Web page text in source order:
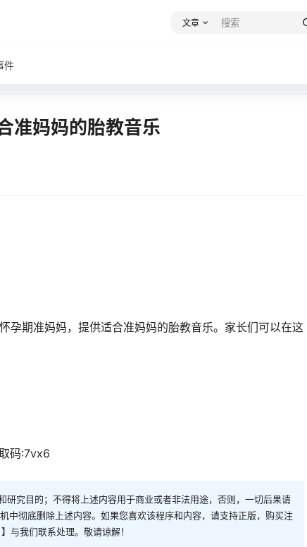
文章
件
准妈妈的胎教音乐
孕期准妈妈，提供适合准妈妈的胎教音乐。家长们可以在这
码:7vx6
究目的；不得将上述内容用于商业或者非法用途，否则，一切后果请
中彻底删除上述内容。如果您喜欢该程序和内容，请支持正版，购买注
与我们联系处理。敬请谅解！